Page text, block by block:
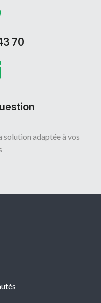
70
solution adaptée à vos